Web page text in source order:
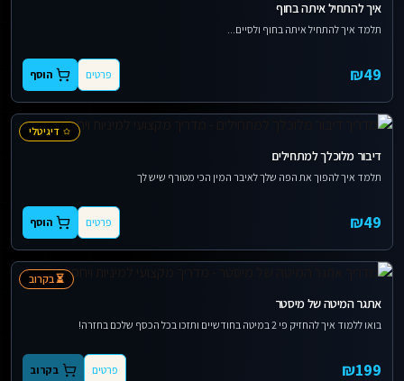
איך להתחיל איתה בחוף
תלמד איך להתחיל איתה בחוף ולסיים...
₪49 פרטים הוסף
דיגיטלי
דיבור מלוכלך למתחילים
תלמד איך להפוך את הפה שלך לאיבר המין הכי מטורף שיש לך
₪49 פרטים הוסף
⏳ בקרוב
אתגר המיטה של מיסטר
בואו ללמוד איך להחזיק פי 2 במיטה בחודשיים ותזכו בכל הכסף שלכם בחזרה!
₪199 פרטים בקרוב